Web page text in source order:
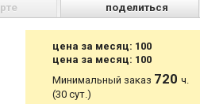
поделиться
цена за месяц: 100
цена за месяц: 100
Минимальный заказ 720ч.
(30 сут.)